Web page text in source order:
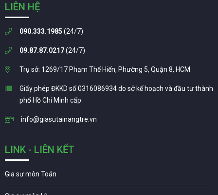
LIÊN HỆ
090.333.1985 (24/7)
09.87.87.0217(24/7)
Trụ sở: 1269/17 Phạm Thế Hiển, Phường 5, Quận 8, HCM
Giấy phép ĐKKD số 0316086934 do sở kế hoạch và đầu tư thành
phố Hồ Chí Minh cấp
info@giasutainangtre.vn
LINK - LIÊN KẾT
Gia sư môn Toán